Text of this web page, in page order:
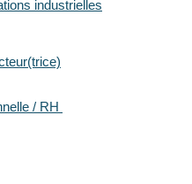
industrielles
/ RH